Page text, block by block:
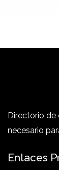
Directorio
necesario
Enlaces